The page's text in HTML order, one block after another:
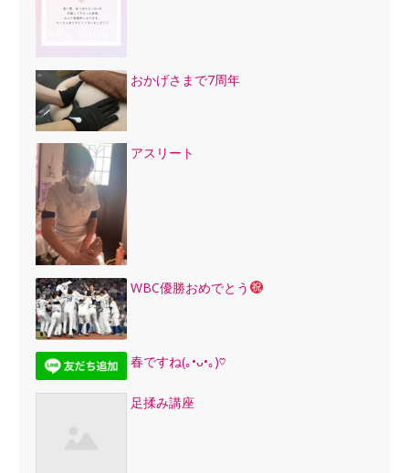
おかげさまで7周年
アスリート
WBC優勝おめでとう
春ですね(｡•ᴗ•｡)♡
足揉み講座